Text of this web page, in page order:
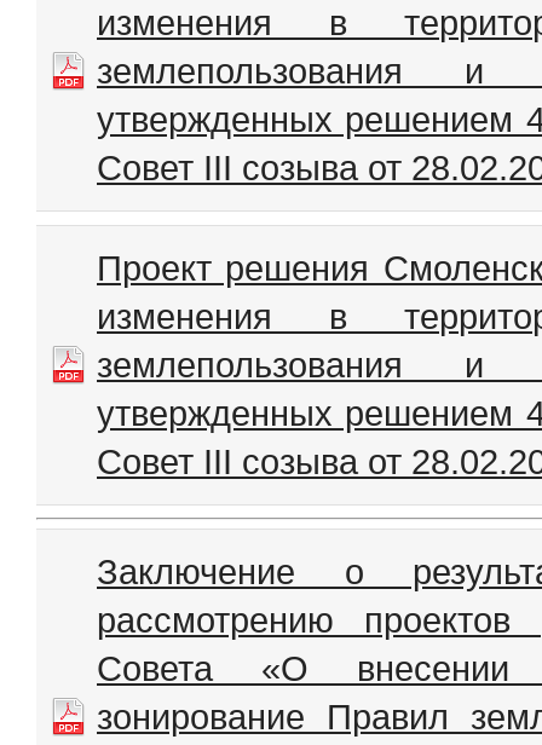
изменения в
землепользования и
утвержденных решением
Совет III созыва от
Проект решения
изменения в
землепользования и
утвержденных решением
Совет III созыва от
Заключение о
рассмотрению проектов
Совета «О внесении
зонирование Правил